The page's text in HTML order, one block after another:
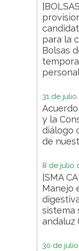
para la
Bolsas
31 de
y la
diálogo
de
8 de julio
[SMA
Manejo
sistema
andaluz
30 de